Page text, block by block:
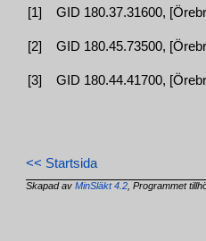
[1] GID 180.37.31600,
[2] GID 180.45.73500,
[3] GID 180.44.41700,
<< Startsida
Skapad avMinSläkt 4.2 , Programmet